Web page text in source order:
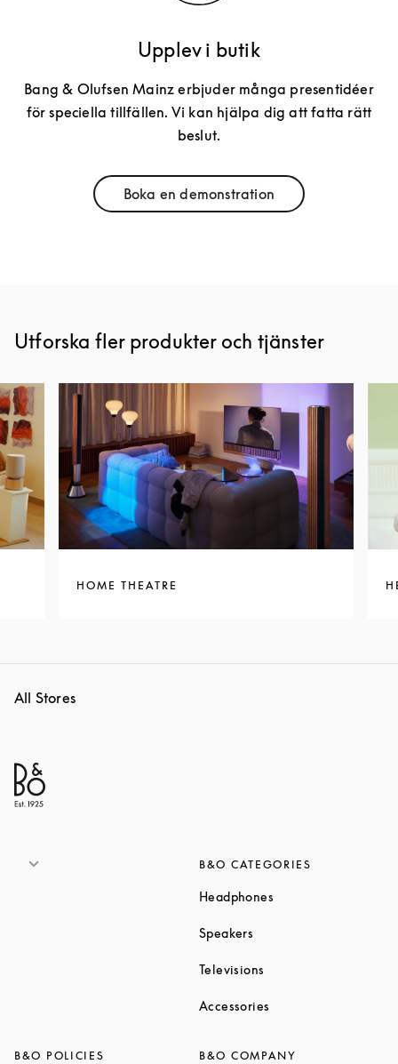
Upplev i butik
Bang & Olufsen Mainz erbjuder många presentidéer
för speciella tillfällen. Vi kan hjälpa dig att fatta rätt
beslut.
Boka en demonstration
Link Opens in New Tab
Utforska fler produkter och tjänster
HOME THEATRE
All Stores
B&O CATEGORIES
Headphones
Speakers
Televisions
Accessories
B&O POLICIES B&O COMPANY